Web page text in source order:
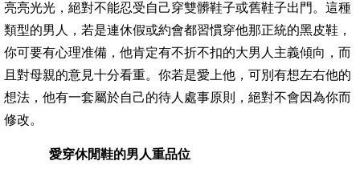
亮亮光光，絕對不能忍受自己穿雙髒鞋子或舊鞋子出門。這種
類型的男人，若是連休假或約會都習慣穿他那正統的黑皮鞋，
你可要有心理准備，他肯定有不折不扣的大男人主義傾向，而
且對母親的意見十分看重。你若是愛上他，可別有想左右他的
想法，他有一套屬於自己的待人處事原則，絕對不會因為你而
修改。
愛穿休閒鞋的男人重品位